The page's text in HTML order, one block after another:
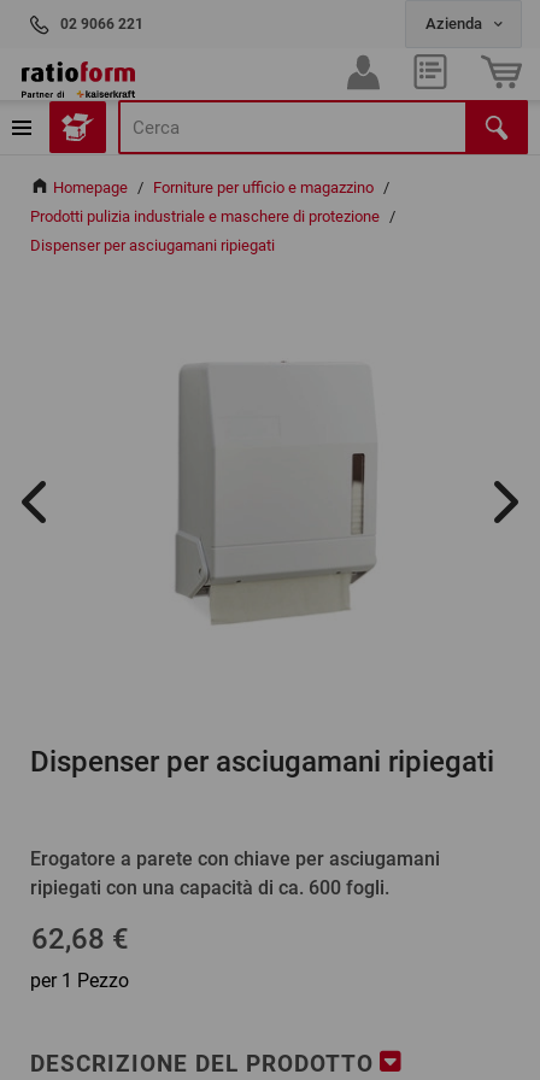
02 9066 221
Homepage / Forniture per ufficio e magazzino /
Prodotti pulizia industriale e maschere di protezione /
Dispenser per asciugamani ripiegati
Dispenser per asciugamani ripiegati
Erogatore a parete con chiave per asciugamani
ripiegati con una capacità di ca. 600 fogli.
62,68 €
per 1 Pezzo
DESCRIZIONE DEL PRODOTTO